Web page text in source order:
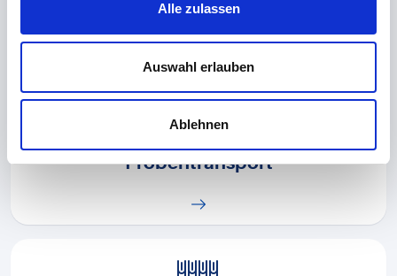
Alle zulassen
Auswahl erlauben
Ablehnen
Probentransport